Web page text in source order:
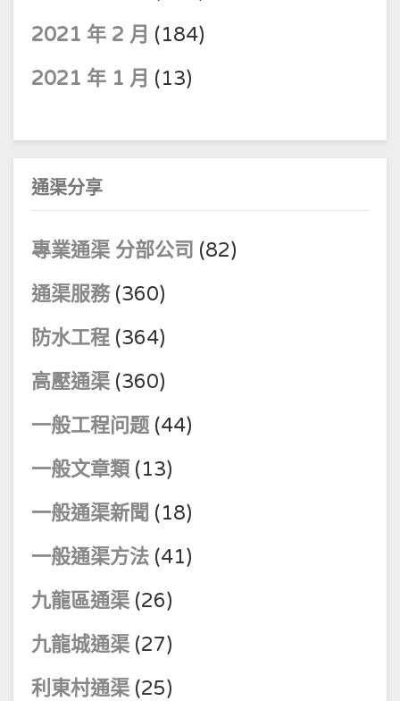
2021 年 2 月 (184)
2021 年 1 月 (13)
通渠分享
專業通渠 分部公司 (82)
通渠服務 (360)
防水工程 (364)
高壓通渠 (360)
一般工程问题 (44)
一般文章類 (13)
一般通渠新聞 (18)
一般通渠方法 (41)
九龍區通渠 (26)
九龍城通渠 (27)
利東村通渠 (25)